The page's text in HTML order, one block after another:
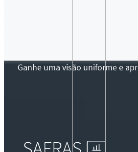
Ganhe uma visão uniforme e